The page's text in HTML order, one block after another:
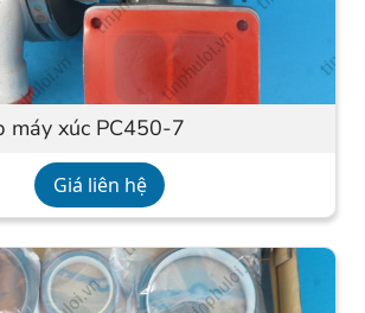
máy xúc PC450-7
Giá liên hệ